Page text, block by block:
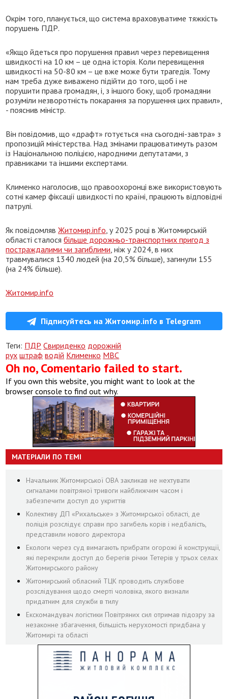
Окрім того, планується, що система враховуватиме тяжкість
порушень ПДР.
«Якщо йдеться про порушення правил через перевищення
швидкості на 10 км – це одна історія. Коли перевищення
швидкості на 50-80 км – це вже може бути трагедія. Тому
нам треба дуже виважено підійти до того, щоб і не
порушити права громадян, і, з іншого боку, щоб громадяни
розуміли незворотність покарання за порушення цих правил»,
- пояснив міністр.
Він повідомив, що «драфт» готується «на сьогодні-завтра» з
пропозицій міністерства. Над змінами працюватимуть разом
із Національною поліцією, народними депутатами, з
правниками та іншими експертами.
Клименко наголосив, що правоохоронці вже використовують
сотні камер фіксації швидкості по країні, працюють відповідні
патрулі.
Як повідомлявЖитомир.info , у 2025 році в Житомирській
області сталосябільше дорожньо-транспортних пригод з
постраждалими чи загиблими , ніж у 2024, в них
травмувалися 1340 людей (на 20,5% більше), загинули 155
(на 24% більше).
Житомир.info
Підписуйтесь на Житомир.info в Telegram
Теги: ПДР Свириденко дорожній
рух штраф водій Клименко МВС
Oh no, Comentario failed to start.
If you own this website, you might want to look at the
browser console to find out why.
МАТЕРІАЛИ ПО ТЕМІ
Начальник Житомирської ОВА закликав не нехтувати
сигналами повітряної тривоги найближчим часом і
забезпечити доступ до укриттів
Колективу ДП «Рихальське» з Житомирської області, де
поліція розслідує справи про загибель корів і недбалість,
представили нового директора
Екологи через суд вимагають прибрати огорожі й конструкції,
які перекрили доступ до берегів річки Тетерів у трьох селах
Житомирського району
Житомирський обласний ТЦК проводить службове
розслідування щодо смерті чоловіка, якого визнали
придатним для служби в тилу
Екскомандувач логістики Повітряних сил отримав підозру за
незаконне збагачення, більшість нерухомості придбана у
Житомирі та області